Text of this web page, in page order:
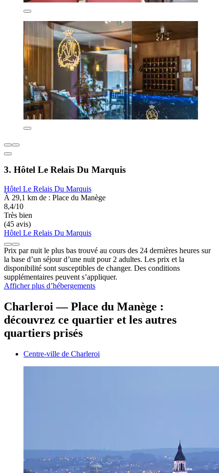
3. Hôtel Le Relais Du Marquis
Hôtel Le Relais Du Marquis
À 29,1 km de : Place du Manège
8,4/10
Très bien
(45 avis)
Hôtel Le Relais Du Marquis
Prix par nuit le plus bas trouvé au cours des 24 dernières heures sur
la base d’un séjour d’une nuit pour 2 adultes. Les prix et la
disponibilité sont susceptibles de changer. Des conditions
supplémentaires peuvent s’appliquer.
Afficher plus d’hébergements
Charleroi — Place du Manège :
découvrez ce quartier et les autres
quartiers prisés
Centre-ville de Charleroi